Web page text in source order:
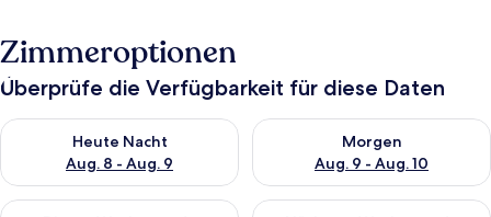
Zimmeroptionen
Überprüfe die Verfügbarkeit für diese Daten
Heute Nacht
Aug. 8 - Aug. 9
Überprüfe die Verfügbarkeit für heute Nacht, Aug. 8 - Aug. 9.
Morgen
Aug. 9 - Aug. 10
Überprüfe die Verfügbarkeit
Überprüfe die Verfügbarkeit für dieses Wochenende, Aug. 14
Überprüfe die Verfügbarkeit